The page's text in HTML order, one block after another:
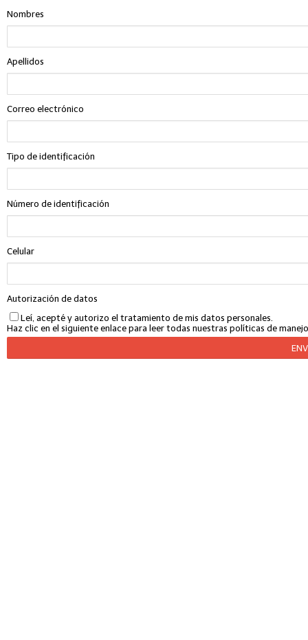
Nombres
Apellidos
Correo electrónico
Tipo de identificación
Número de identificación
Celular
Autorización de datos
Leí, acepté y autorizo el tratamiento de mis datos personales.
Haz clic en el siguiente enlace para leer todas nuestras políticas de